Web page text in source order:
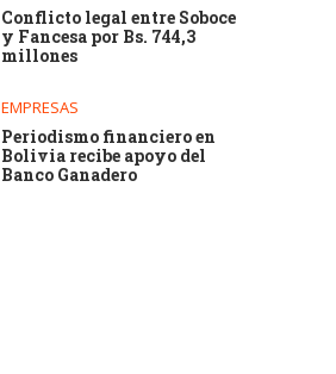
Conflicto legal entre Soboce
y Fancesa por Bs. 744,3
millones
EMPRESAS
Periodismo financiero en
Bolivia recibe apoyo del
Banco Ganadero